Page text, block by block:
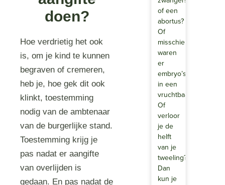
doen?
Hoe verdrietig het ook
is, om je kind te kunnen
begraven of cremeren,
heb je, hoe gek dit ook
klinkt, toestemming
nodig van de ambtenaar
van de burgerlijke stand.
Toestemming krijg je
pas nadat er aangifte
van overlijden is
gedaan. En pas nadat de
of een
abortus?
Of
misschien
waren
er
embryo’s
in een
Of
verloor
je de
helft
van je
tweeling?
Dan
kun je